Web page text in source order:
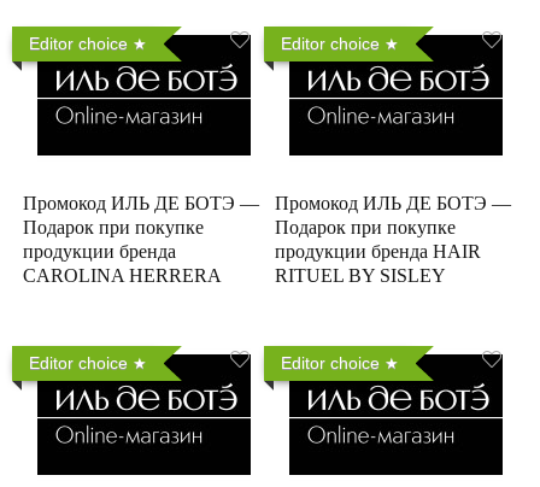
Editor choice
Промокод ИЛЬ ДЕ БОТЭ —
Подарок при покупке
продукции бренда
CAROLINA HERRERA
Editor choice
Промокод ИЛЬ ДЕ БОТЭ —
Подарок при покупке
продукции бренда HAIR
RITUEL BY SISLEY
Editor choice Editor choice